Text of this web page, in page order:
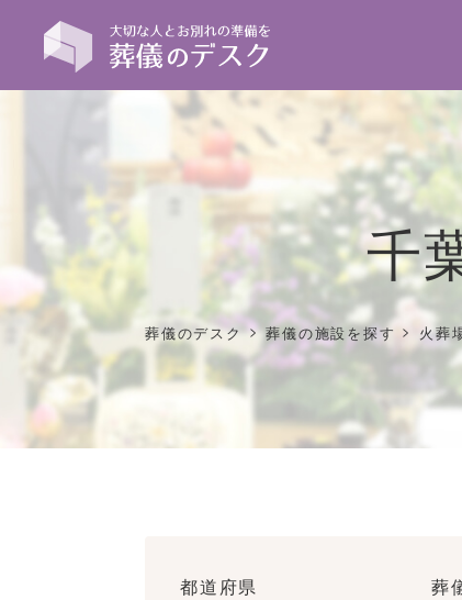
千
葬儀のデスク>葬儀の施設を探す > 火葬
都道府県 葬